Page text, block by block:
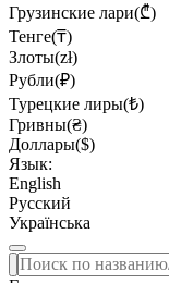
Грузинские лари(₾)
Тенге(₸)
Злоты(zł)
Рубли(₽)
Турецкие лиры(₺)
Гривны(₴)
Доллары($)
Язык:
English
Русский
Українська